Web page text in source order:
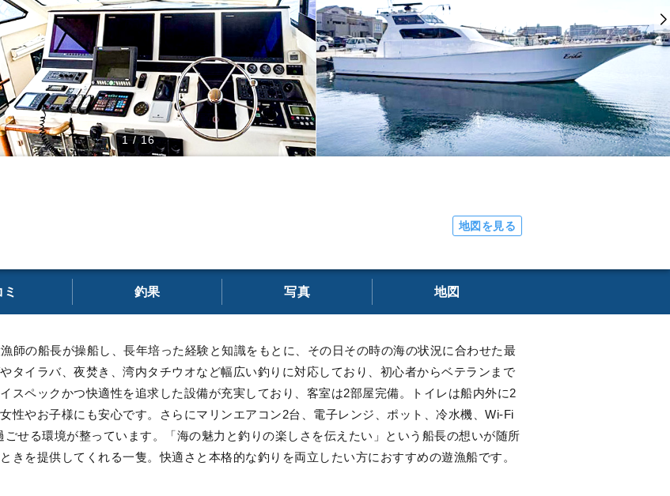
1 / 16
地図を見る
ミ 釣果 写真 地図
師の船長が操船し、長年培った経験と知識をもとに、その日その時の海の状況に合わせた最
タイラバ、夜焚き、湾内タチウオなど幅広い釣りに対応しており、初心者からベテランまで
スペックかつ快適性を追求した設備が充実しており、客室は2部屋完備。トイレは船内外に2
性やお子様にも安心です。さらにマリンエアコン2台、電子レンジ、ポット、冷水機、Wi-Fi
ごせる環境が整っています。「海の魅力と釣りの楽しさを伝えたい」という船長の想いが随所
きを提供してくれる一隻。快適さと本格的な釣りを両立したい方におすすめの遊漁船です。